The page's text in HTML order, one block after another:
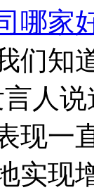
哪家
们知
人
现一
实现